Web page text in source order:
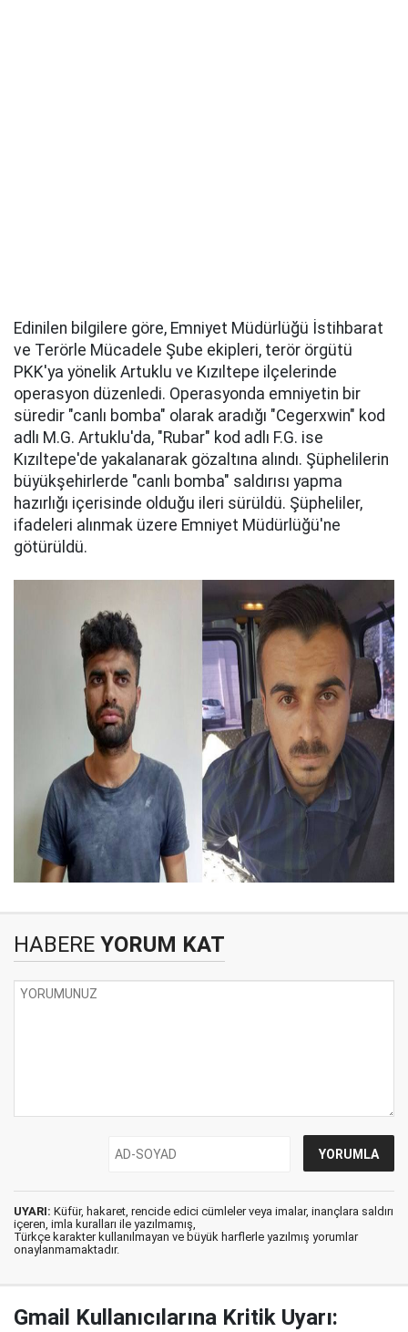
Edinilen bilgilere göre, Emniyet Müdürlüğü İstihbarat
ve Terörle Mücadele Şube ekipleri, terör örgütü
PKK'ya yönelik Artuklu ve Kızıltepe ilçelerinde
operasyon düzenledi. Operasyonda emniyetin bir
süredir "canlı bomba" olarak aradığı "Cegerxwin" kod
adlı M.G. Artuklu'da, "Rubar" kod adlı F.G. ise
Kızıltepe'de yakalanarak gözaltına alındı. Şüphelilerin
büyükşehirlerde "canlı bomba" saldırısı yapma
hazırlığı içerisinde olduğu ileri sürüldü. Şüpheliler,
ifadeleri alınmak üzere Emniyet Müdürlüğü'ne
götürüldü.
HABERE YORUM KAT
UYARI: Küfür, hakaret, rencide edici cümleler veya imalar, inançlara saldırı
içeren, imla kuralları ile yazılmamış,
Türkçe karakter kullanılmayan ve büyük harflerle yazılmış yorumlar
onaylanmamaktadır.
Gmail Kullanıcılarına Kritik Uyarı: